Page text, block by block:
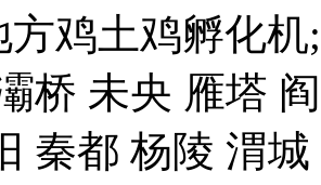
方鸡土鸡孵化机
桥 未央 雁塔
秦都 杨陵 渭